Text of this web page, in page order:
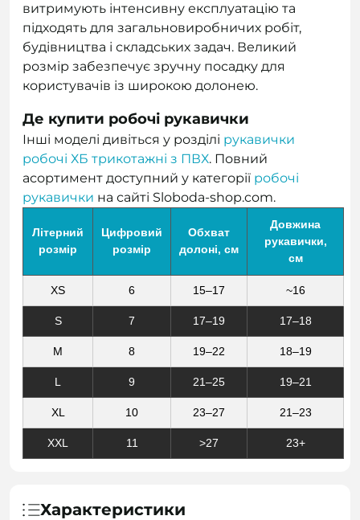
витримують інтенсивну експлуатацію та
підходять для загальновиробничих робіт,
будівництва і складських задач. Великий
розмір забезпечує зручну посадку для
користувачів із широкою долонею.
Де купити робочі рукавички
Інші моделі дивіться у розділі рукавички
робочі ХБ трикотажні з ПВХ. Повний
асортимент доступний у категорії робочі
рукавички на сайті Sloboda-shop.com.
Літерний
розмір
Цифровий
розмір
Обхват
долоні, см
Довжина
рукавички,
см
XS 6 15–17 ~16
S 7 17–19 17–18
M 8 19–22 18–19
L 9 21–25 19–21
XL 10 23–27 21–23
XXL 11 >27 23+
Характеристики